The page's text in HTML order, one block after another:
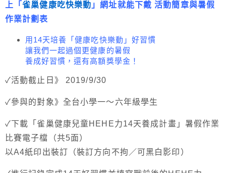
上「雀巢健康吃快樂動 」網址就能下戴 活動簡章與暑假
作業計劃表
用14天培養「健康吃快樂動」好習慣
讓我們一起過個更健康的暑假
養成好習慣，還有高額獎學金！
✓活動截止日》 2019/9/30
✓參與的對象》全台小學一～六年級學生
✓下載「雀巢健康兒童HEHE力14天養成計畫」暑假作業
比賽電子檔（共5面）
以A4紙印出裝訂（裝訂方向不拘／可黑白影印）